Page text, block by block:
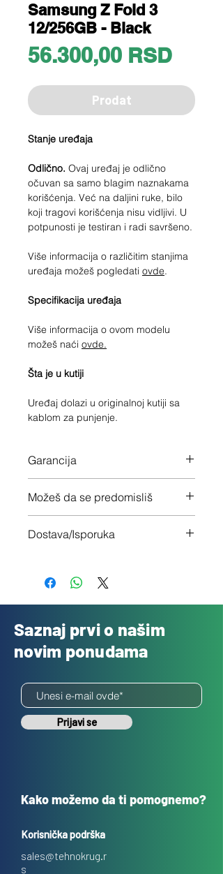
Samsung Z Fold 3
12/256GB - Black
56.300,00 RSDPrice
Prodat
Stanje uređaja
Odlično. Ovaj uređaj je odlično
očuvan sa samo blagim naznakama
korišćenja. Već na daljini ruke, bilo
koji tragovi korišćenja nisu vidljivi. U
potpunosti je testiran i radi savršeno.
Više informacija o različitim stanjima
uređaja možeš pogledati ovde.
Specifikacija uređaja
Više informacija o ovom modelu
možeš naći ovde.
Šta je u kutiji
Uređaj dolazi u originalnoj kutiji sa
kablom za punjenje.
Garancija
Možeš da se predomisliš
nisi zadovoljan
Dostava/Isporuka
Saznaj prvi o našim
novim ponudama
Prijavi se
Kako možemo da ti pomognemo?
Korisnička podrška
sales@tehnokrug.r
s